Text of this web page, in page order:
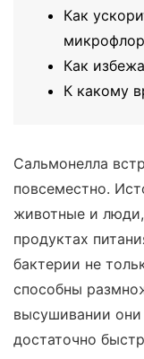
Как
Как
К какому
Сальмонелла
повсеместно.
животные и
продуктах
бактерии не
способны
высушивании
достаточно